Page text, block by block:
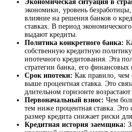
Экономическая ситуация в
экономики‚ уровень
влияние на решения банков о
ставках. В период
выдают кредиты.
Политика конкретного банка:
собственную кредитную
ипотечного кредитования. Эта
стратегии банка‚ его
Срок ипотеки: Как правило‚ чем
выше процентная ставка. Это
длительном горизонте
Первоначальный взнос: Чем
тем ниже процентная ставка. Это
размер кредита снижает риски
Кредитная история заемщика: